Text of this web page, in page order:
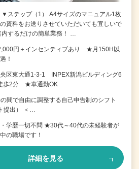
▼ステップ（1） A4サイズのマニュアル1枚
資料をお送りさせていただいても宜しいで
内するだけの簡単業務！ …
円＋インセンティブあり ★月150H以
！
区東大通1-3-1 INPEX新潟ビルディング6
歩2分 ★車通勤OK
間で自由に調整する自己申告制のシフト
提出） ＜…
学歴一切不問 ★30代～40代の未経験者が
の職場です！
詳細を見る